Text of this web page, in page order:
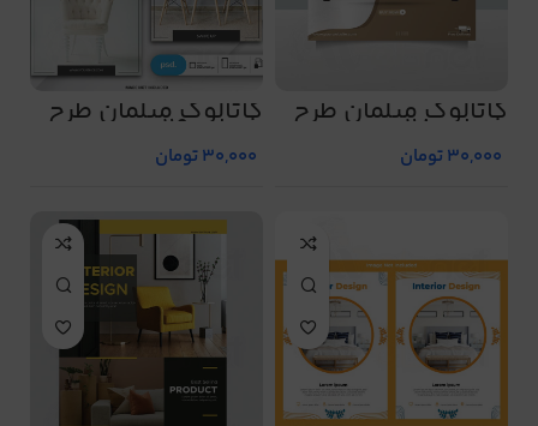
کاتالوگ مبلمان طرح
شماره 28
30,000تومان
کاتالوگ مبلمان طرح
شماره 29
30,000تومان